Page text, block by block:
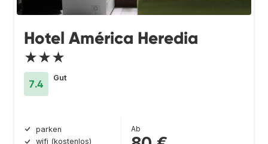
Hotel América Heredia
★★★
7.4
Gut
parken
wifi (kostenlos)
Ab